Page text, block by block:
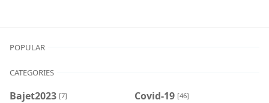
POPULAR
CATEGORIES
Bajet2023 [7] Covid-19 [46]